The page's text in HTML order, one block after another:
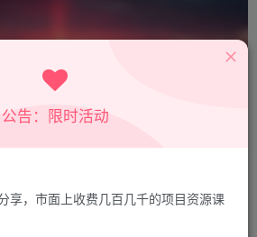
点赞 评论
公告：限时活动
享，市面上收费几百几千的项目资源课